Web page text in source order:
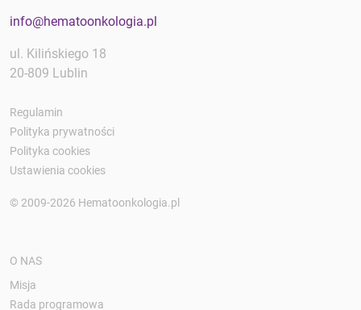
info@hematoonkologia.pl
ul. Kilińskiego 18
20-809 Lublin
Regulamin
Polityka prywatności
Polityka cookies
Ustawienia cookies
© 2009-2026 Hematoonkologia.pl
O NAS
Misja
Rada programowa